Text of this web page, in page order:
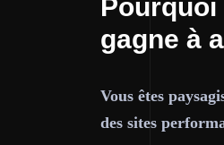
gagne à
Vous êtes
des sites